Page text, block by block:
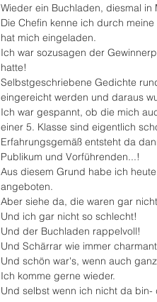
Wieder ein Buchladen, diesmal in
Die Chefin kenne ich durch
hat mich eingeladen.
Ich war sozusagen der
hatte!
Selbstgeschriebene Gedichte
eingereicht werden und daraus
Ich war gespannt, ob die mich
einer 5. Klasse sind eigentlich
Erfahrungsgemäß entsteht da
Publikum und Vorführenden...!
Aus diesem Grund habe ich
angeboten.
Aber siehe da, die waren gar
Und ich gar nicht so schlecht!
Und der Buchladen rappelvoll!
Und Schärrar wie immer
Und schön war's, wenn auch
Ich komme gerne wieder.
Und selbst wenn ich nicht da